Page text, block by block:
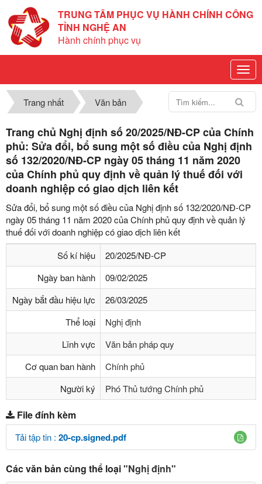
TRUNG TÂM PHỤC VỤ HÀNH CHÍNH CÔNG
TỈNH NGHỆ AN
Hành chính phục vụ
Trang nhất Văn bản
Trang chủ Nghị định số 20/2025/NĐ-CP của Chính
phủ: Sửa đổi, bổ sung một số điều của Nghị định
số 132/2020/NĐ-CP ngày 05 tháng 11 năm 2020
của Chính phủ quy định về quản lý thuế đối với
doanh nghiệp có giao dịch liên kết
Sửa đổi, bổ sung một số điều của Nghị định số 132/2020/NĐ-CP
ngày 05 tháng 11 năm 2020 của Chính phủ quy định về quản lý
thuế đối với doanh nghiệp có giao dịch liên kết
Số kí hiệu
20/2025/NĐ-CP
Ngày ban hành
09/02/2025
Ngày bắt đầu hiệu lực
26/03/2025
Thể loại
Nghị định
Lĩnh vực
Văn bản pháp quy
Cơ quan ban hành
Chính phủ
Người ký
Phó Thủ tướng Chính phủ
File đính kèm
Tải tập tin : 20-cp.signed.pdf
Các văn bản cùng thể loại"Nghị định"